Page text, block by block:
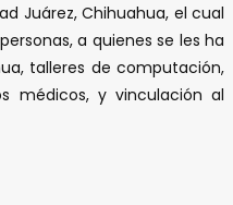
Juárez, Chihuahua, el cual
a quienes se les ha
talleres de computación,
médicos, y vinculación al